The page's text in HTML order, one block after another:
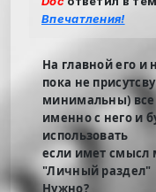
Впечатления!
На главной его и
пока не
минимальны) все
именно с него и
использовать
если имет смысл
"Личный раздел"
Нужно?